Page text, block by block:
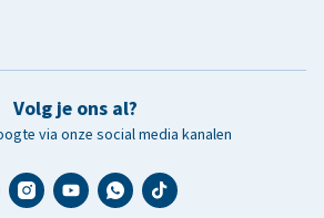
Volg je ons al?
via onze social media kanalen